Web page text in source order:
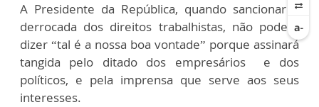
A Presidente da República, quando sancionar a
derrocada dos direitos trabalhistas, não poderá
dizer “tal é a nossa boa vontade” porque assinará
tangida pelo ditado dos empresários e dos
políticos, e pela imprensa que serve aos seus
interesses.